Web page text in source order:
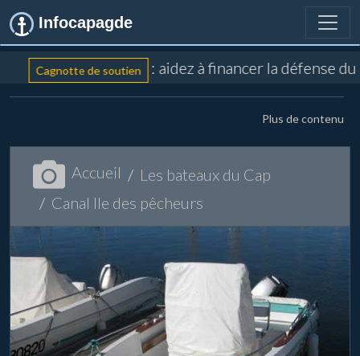
Infocapagde
Cagnotte de soutien : aidez à financer la défense
Plus de contenu
Accueil
Les bateaux du Cap
Canal Ile des pêcheurs